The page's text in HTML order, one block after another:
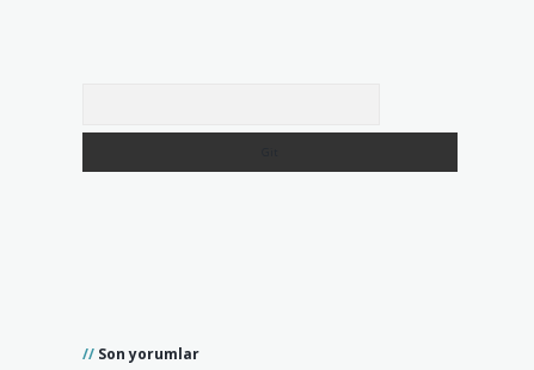
Son yorumlar